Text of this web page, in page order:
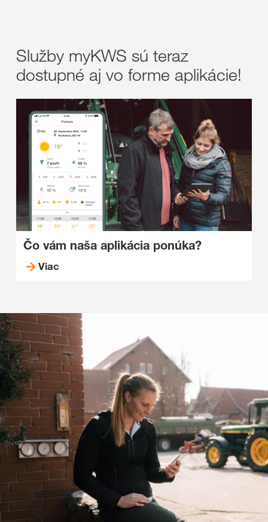
Služby myKWS sú teraz
dostupné aj vo forme aplikácie!
Čo vám naša aplikácia ponúka?
Viac